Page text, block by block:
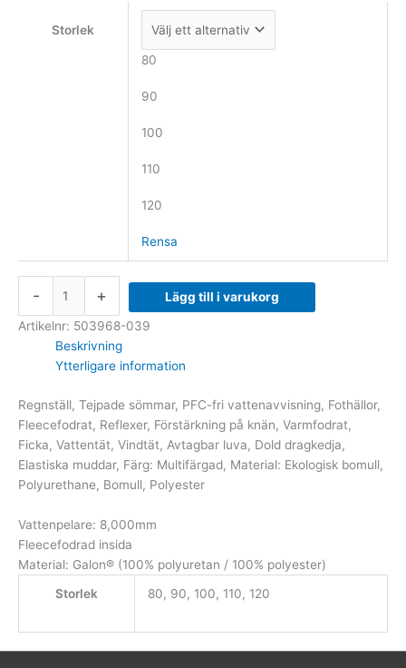
Storlek
80
90
100
110
120
Rensa
- + Lägg till i varukorg
Artikelnr: 503968-039
Beskrivning
Ytterligare information
Regnställ, Tejpade sömmar, PFC-fri vattenavvisning, Fothällor,
Fleecefodrat, Reflexer, Förstärkning på knän, Varmfodrat,
Ficka, Vattentät, Vindtät, Avtagbar luva, Dold dragkedja,
Elastiska muddar, Färg: Multifärgad, Material: Ekologisk bomull,
Polyurethane, Bomull, Polyester
Vattenpelare: 8,000mm
Fleecefodrad insida
Material: Galon® (100% polyuretan / 100% polyester)
Storlek
80, 90, 100, 110, 120